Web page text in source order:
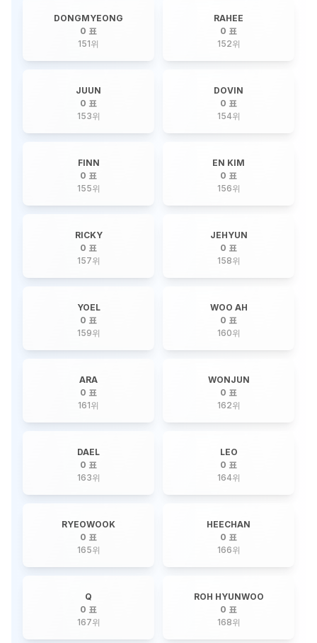
DONGMYEONG
0 표
151위
RAHEE
0 표
152위
JUUN
0 표
153위
DOVIN
0 표
154위
FINN
0 표
155위
EN KIM
0 표
156위
RICKY
0 표
157위
JEHYUN
0 표
158위
YOEL
0 표
159위
WOO AH
0 표
160위
ARA
0 표
161위
WONJUN
0 표
162위
DAEL
0 표
163위
LEO
0 표
164위
RYEOWOOK
0 표
165위
HEECHAN
0 표
166위
Q
0 표
167위
ROH HYUNWOO
0 표
168위